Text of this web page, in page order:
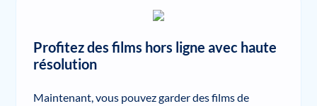
Profitez des films hors ligne avec haute
résolution
Maintenant, vous pouvez garder des films de